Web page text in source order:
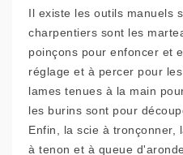
Il existe les outils manuels
charpentiers sont les
poinçons pour enfoncer et
réglage et à percer pour
lames tenues à la main
les burins sont pour
Enfin, la scie à tronçonner,
à tenon et à queue